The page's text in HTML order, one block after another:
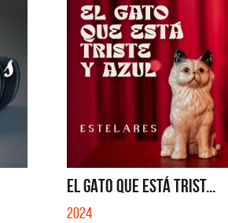
EL GATO QUE ESTÁ TRIST...
2024